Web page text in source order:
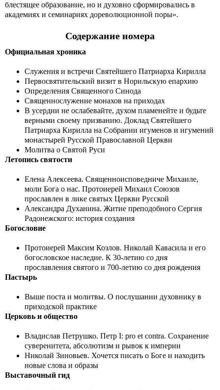
блестящее образование, но и духовно сформировались в
академиях и семинариях дореволюционной поры».
Содержание номера
Официальная хроника
Служения и встречи Святейшего Патриарха Кирилла
Первосвятительский визит в Норильскую епархию
Определения Священного Синода
Священнослужение монахов на приходах
В усердии не ослабевайте, духом пламенейте и будьте
верными своему призванию. Доклад Святейшего
Патриарха Кирилла на Собрании игуменов и игумений
монастырей Русской Православной Церкви
Молитва о Святой Руси
Летопись святости
Елена Алексеева. Священноисповедниче Михаиле,
моли Бога о нас. Протоиерей Михаил Союзов
прославлен в лике святых Церкви Русской
Александра Духанина. Житие преподобного Сергия
Радонежского: история создания
Богословие
Протоиерей Максим Козлов. Николай Кавасила и его
богословское наследие. К 30-летию со дня
прославления святого и 700-летию со дня рождения
Пастырь
Выше поста и молитвы. О послушании духовнику в
приходской практике
Церковь и общество
Владислав Петрушко. Петр I: pro et contra. Сохранение
суверенитета, абсолютизм и рывок к империи
Николай Зиновьев. Хочется писать о Боге и находить
новые слова и образы
Выставочный гид